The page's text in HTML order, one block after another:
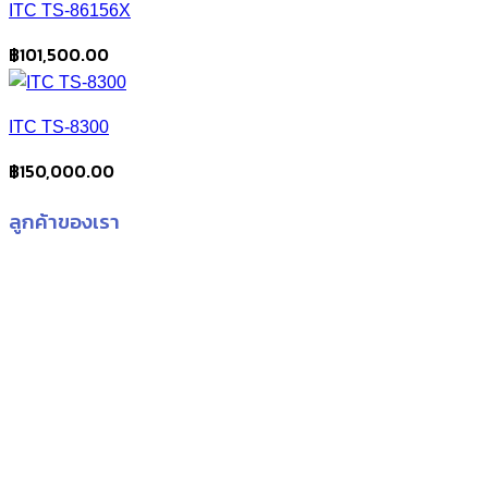
ITC TS-86156X
฿101,500.00
ITC TS-8300
฿150,000.00
ลูกค้าของเรา